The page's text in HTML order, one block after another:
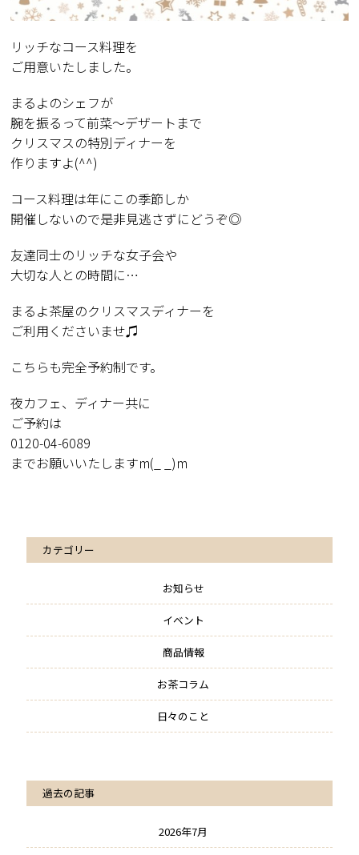
リッチなコース料理を
ご用意いたしました。
まるよのシェフが
腕を振るって前菜〜デザートまで
クリスマスの特別ディナーを
作りますよ(^^)
コース料理は年にこの季節しか
開催しないので是非見逃さずにどうぞ◎
友達同士のリッチな女子会や
大切な人との時間に…
まるよ茶屋のクリスマスディナーを
ご利用くださいませ♫
こちらも完全予約制です。
夜カフェ、ディナー共に
ご予約は
0120-04-6089
までお願いいたしますm(_ _)m
カテゴリー
お知らせ
イベント
商品情報
お茶コラム
日々のこと
過去の記事
2026年7月